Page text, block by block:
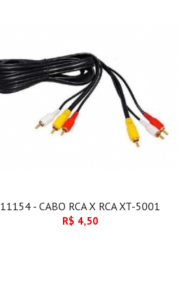
11154 - CABO RCA X RCA XT-5001
R$ 4,50